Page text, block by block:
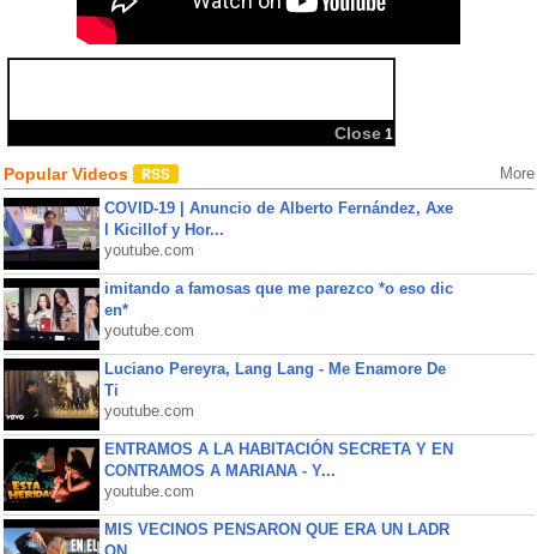
Share:
Popular Videos More
COVID-19 | Anuncio de Alberto Fernández, Axe
l Kicillof y Hor...
youtube.com
imitando a famosas que me parezco *o eso dic
en*
youtube.com
Luciano Pereyra, Lang Lang - Me Enamore De
Ti
youtube.com
ENTRAMOS A LA HABITACIÓN SECRETA Y EN
CONTRAMOS A MARIANA - Y...
youtube.com
MIS VECINOS PENSARON QUE ERA UN LADR